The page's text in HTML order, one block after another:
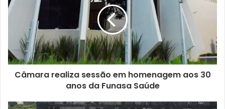
e
r
e
e
Câmara realiza sessão em homenagem aos 30
anos da Funasa Saúde